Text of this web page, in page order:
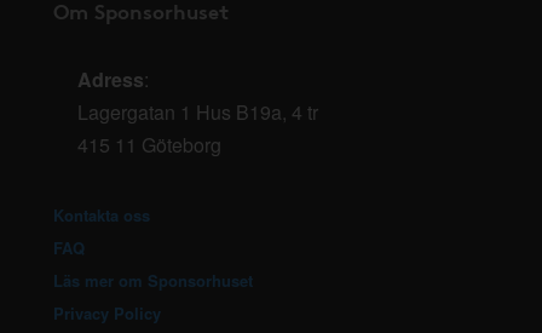
Om Sponsorhuset
Adress:
Lagergatan 1 Hus B19a, 4 tr
415 11 Göteborg
Kontakta oss
FAQ
Läs mer om Sponsorhuset
Privacy Policy